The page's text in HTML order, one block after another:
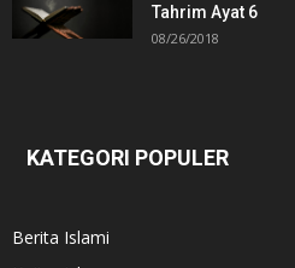
Tahrim Ayat 6
08/26/2018
KATEGORI POPULER
Berita Islami